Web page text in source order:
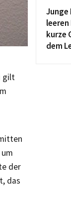
gilt
der
das
Junge
kurze
dem